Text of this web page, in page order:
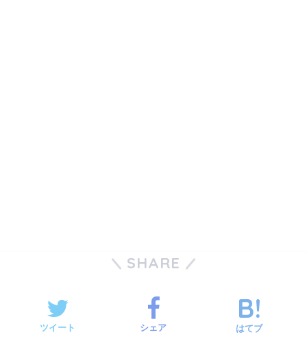
SHARE
ツイート シェア はてブ